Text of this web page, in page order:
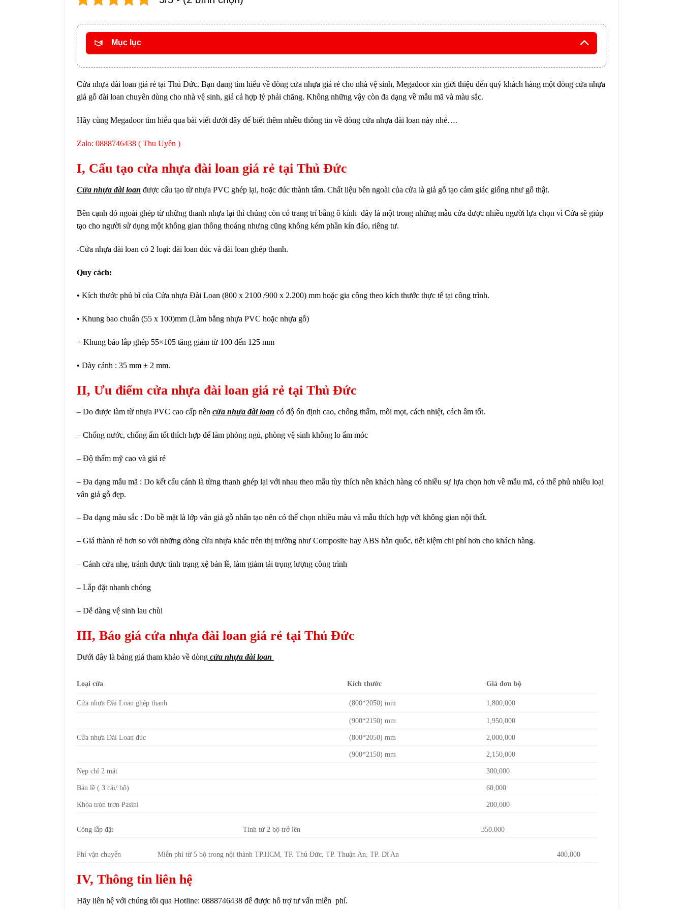
Mục lục
Cửa nhựa đài loan giá rẻ tại Thủ Đức. Bạn đang tìm hiểu về dòng cửa nhựa giá rẻ cho nhà vệ sinh, Megadoor xin giới thiệu đến quý khách hàng một dòng cửa nhựa
giả gỗ đài loan chuyên dùng cho nhà vệ sinh, giá cả hợp lý phải chăng. Không những vậy còn đa dạng về mẫu mã và màu sắc.
Hãy cùng Megadoor tìm hiểu qua bài viết dưới đây để biết thêm nhiều thông tin về dòng cửa nhựa đài loan này nhé….
Zalo: 0888746438 ( Thu Uyên )
I, Cấu tạo cửa nhựa đài loan giá rẻ tại Thủ Đức
Cửa nhựa đài loan được cấu tạo từ nhựa PVC ghép lại, hoặc đúc thành tấm. Chất liệu bên ngoài của cửa là giả gỗ tạo cảm giác giống như gỗ thật.
Bên cạnh đó ngoài ghép từ những thanh nhựa lại thì chúng còn có trang trí bằng ô kính đây là một trong những mẫu cửa được nhiều người lựa chọn vì Cửa sẽ giúp
tạo cho người sử dụng một không gian thông thoáng nhưng cũng không kém phần kín đáo, riêng tư.
-Cửa nhựa đài loan có 2 loại: đài loan đúc và đài loan ghép thanh.
Quy cách:
• Kích thước phủ bì của Cửa nhựa Đài Loan (800 x 2100 /900 x 2.200) mm hoặc gia công theo kích thước thực tế tại công trình.
• Khung bao chuẩn (55 x 100)mm (Làm bằng nhựa PVC hoặc nhựa gỗ)
+ Khung báo lắp ghép 55×105 tăng giảm từ 100 đến 125 mm
• Dày cánh : 35 mm ± 2 mm.
II, Ưu điểm cửa nhựa đài loan giá rẻ tại Thủ Đức
– Do được làm từ nhựa PVC cao cấp nên cửa nhựa đài loan có độ ổn định cao, chống thấm, mối mọt, cách nhiệt, cách âm tốt.
– Chống nước, chống ẩm tốt thích hợp để làm phòng ngủ, phòng vệ sinh không lo ẩm móc
– Độ thẩm mỹ cao và giá rẻ
– Đa dạng mẫu mã : Do kết cấu cánh là từng thanh ghép lại với nhau theo mẫu tùy thích nên khách hàng có nhiều sự lựa chọn hơn về mẫu mã, có thể phủ nhiều loại
vân giả gỗ đẹp.
– Đa dạng màu sắc : Do bề mặt là lớp vân giả gỗ nhân tạo nên có thể chọn nhiều màu và mẫu thích hợp với không gian nội thất.
– Giá thành rẻ hơn so với những dòng cừa nhựa khác trên thị trường như Composite hay ABS hàn quốc, tiết kiệm chi phí hơn cho khách hàng.
– Cánh cửa nhẹ, tránh được tình trạng xệ bản lề, làm giảm tải trọng lượng công trình
– Lắp đặt nhanh chóng
– Dễ dàng vệ sinh lau chùi
III, Báo giá cửa nhựa đài loan giá rẻ tại Thủ Đức
Dưới đây là bảng giá tham khảo về dòng cửa nhựa đài loan
Loại cửa Kích thước Giá đơn bộ
Cửa nhựa Đài Loan ghép thanh (800*2050) mm 1,800,000
(900*2150) mm 1,950,000
Cửa nhựa Đài Loan đúc (800*2050) mm 2,000,000
(900*2150) mm 2,150,000
Nẹp chỉ 2 mặt 300,000
Bản lề ( 3 cái/ bộ) 60,000
Khóa tròn trơn Pasini 200,000
Công lắp đặt Tính từ 2 bộ trở lên 350.000
Phí vận chuyển Miễn phí từ 5 bộ trong nội thành TP.HCM, TP. Thủ Đức, TP. Thuận An, TP. Dĩ An 400,000
IV, Thông tin liên hệ
Hãy liên hệ với chúng tôi qua Hotline: 0888746438 để được hỗ trợ tư vấn miễn phí.